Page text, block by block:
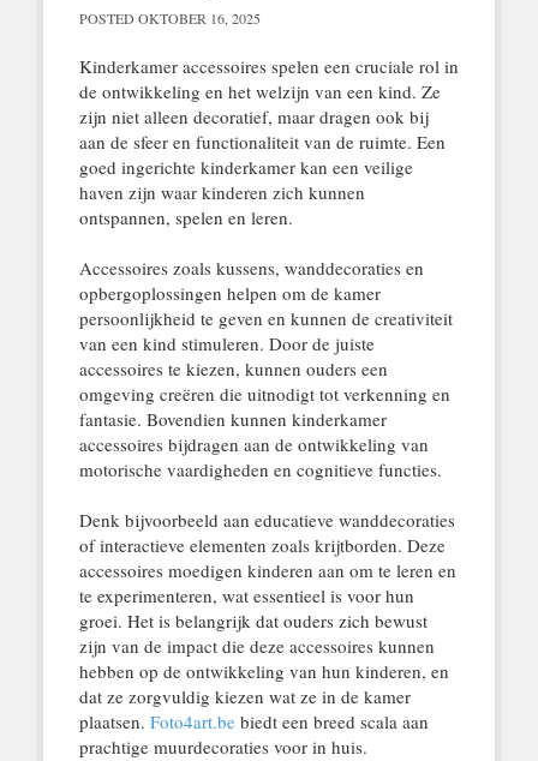
POSTED OKTOBER 16, 2025
Kinderkamer accessoires spelen een cruciale rol in
de ontwikkeling en het welzijn van een kind. Ze
zijn niet alleen decoratief, maar dragen ook bij
aan de sfeer en functionaliteit van de ruimte. Een
goed ingerichte kinderkamer kan een veilige
haven zijn waar kinderen zich kunnen
ontspannen, spelen en leren.
Accessoires zoals kussens, wanddecoraties en
opbergoplossingen helpen om de kamer
persoonlijkheid te geven en kunnen de creativiteit
van een kind stimuleren. Door de juiste
accessoires te kiezen, kunnen ouders een
omgeving creëren die uitnodigt tot verkenning en
fantasie. Bovendien kunnen kinderkamer
accessoires bijdragen aan de ontwikkeling van
motorische vaardigheden en cognitieve functies.
Denk bijvoorbeeld aan educatieve wanddecoraties
of interactieve elementen zoals krijtborden. Deze
accessoires moedigen kinderen aan om te leren en
te experimenteren, wat essentieel is voor hun
groei. Het is belangrijk dat ouders zich bewust
zijn van de impact die deze accessoires kunnen
hebben op de ontwikkeling van hun kinderen, en
dat ze zorgvuldig kiezen wat ze in de kamer
plaatsen. Foto4art.bebiedt een breed scala aan
prachtige muurdecoraties voor in huis.